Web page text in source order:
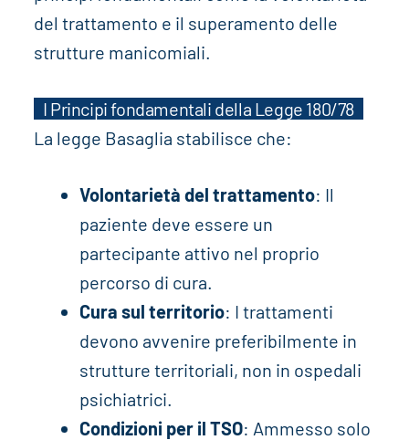
del trattamento e il superamento delle
strutture manicomiali.
I Principi fondamentali della Legge 180/78
La legge Basaglia stabilisce che:
Volontarietà del trattamento: Il
paziente deve essere un
partecipante attivo nel proprio
percorso di cura.
Cura sul territorio: I trattamenti
devono avvenire preferibilmente in
strutture territoriali, non in ospedali
psichiatrici.
Condizioni per il TSO: Ammesso solo